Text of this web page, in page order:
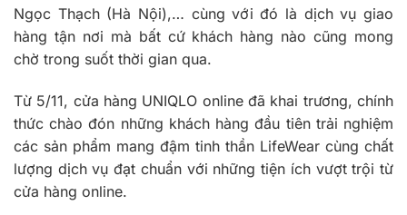
Ngọc Thạch (Hà Nội),… cùng với đó là dịch vụ giao
hàng tận nơi mà bất cứ khách hàng nào cũng mong
chờ trong suốt thời gian qua.
Từ 5/11, cửa hàng UNIQLO online đã khai trương, chính
thức chào đón những khách hàng đầu tiên trải nghiệm
các sản phẩm mang đậm tinh thần LifeWear cùng chất
lượng dịch vụ đạt chuẩn với những tiện ích vượt trội từ
cửa hàng online.